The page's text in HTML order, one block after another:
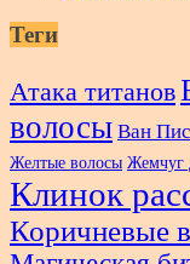
Теги
Атака титанов
волосы Ван Пис
Желтые волосы Жемчуг
Клинок
Коричневые